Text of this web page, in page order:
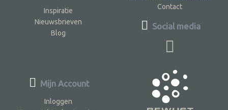
Inspiratie
Nieuwsbrieven
Blog
Contact
Social media
Mijn Account
Inloggen